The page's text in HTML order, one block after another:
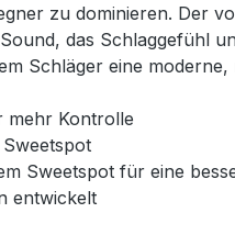
zu dominieren. Der
das Schlaggefühl
Schläger eine
mehr Kontrolle
Sweetspot für eine
entwickelt